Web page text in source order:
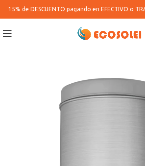
15% de DESCUENTO pagando en EFECTIVO o